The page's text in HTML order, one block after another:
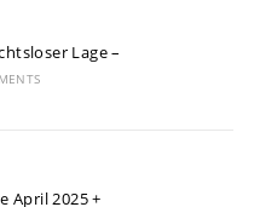
Lage –
April 2025 +